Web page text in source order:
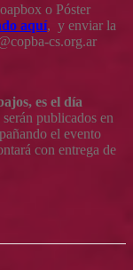
o Póster
aquí, y enviar la
cs.org.ar
es el día
publicados en
el evento
con entrega de